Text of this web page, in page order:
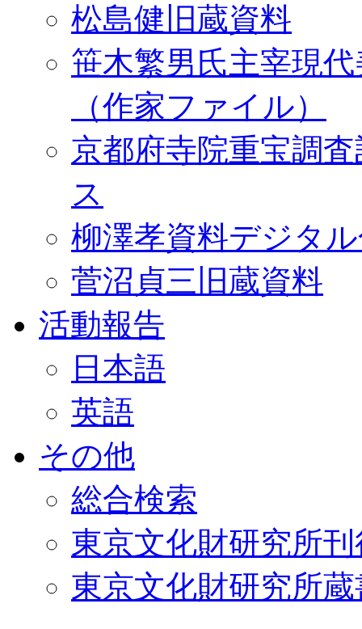
松島健旧蔵資料
笹木繁男氏主宰現
（作家ファイル）
京都府寺院重宝調
ス
柳澤孝資料デジタ
菅沼貞三旧蔵資料
活動報告
日本語
英語
その他
総合検索
東京文化財研究所
東京文化財研究所